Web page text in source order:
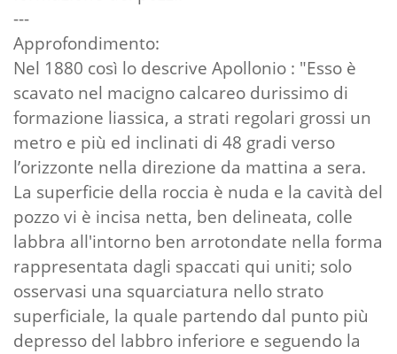
---
Approfondimento:
Nel 1880 così lo descrive Apollonio : "Esso è
scavato nel macigno calcareo durissimo di
formazione liassica, a strati regolari grossi un
metro e più ed inclinati di 48 gradi verso
l’orizzonte nella direzione da mattina a sera.
La superficie della roccia è nuda e la cavità del
pozzo vi è incisa netta, ben delineata, colle
labbra all'intorno ben arrotondate nella forma
rappresentata dagli spaccati qui uniti; solo
osservasi una squarciatura nello strato
superficiale, la quale partendo dal punto più
depresso del labbro inferiore e seguendo la